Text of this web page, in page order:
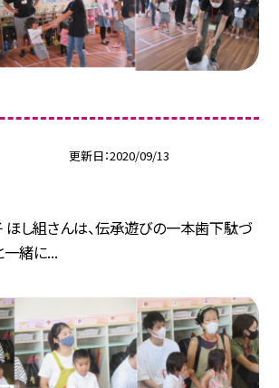
更新日 2020/09/13
ほし組さんは、伝承遊びの一本歯下駄づ
一緒に...